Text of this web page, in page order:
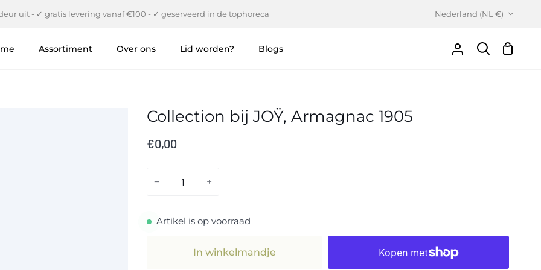
uit - ✓ gratis levering vanaf €100 - ✓ geserveerd in de tophoreca Valuta Nederland (NL €)
Assortiment Over ons Lid worden? Blogs
Uw
Zoeken
Collection bij JOŸ, Armagnac 1905
€0,00
− +
Artikel is op voorraad
In winkelmandje